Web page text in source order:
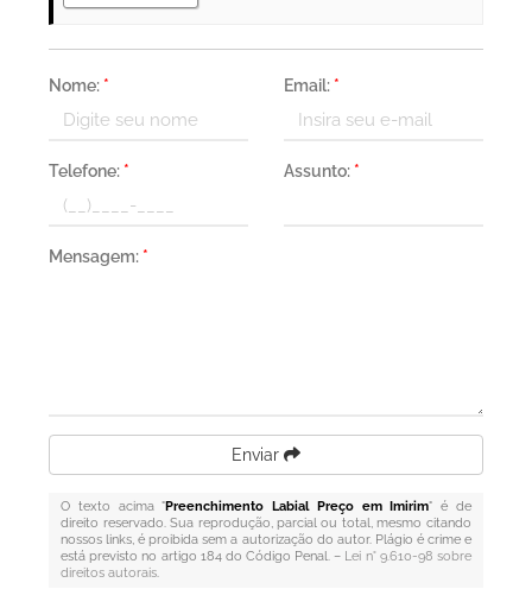
Nome: * Email: *
Telefone: * Assunto: *
Mensagem: *
Enviar
O texto acima "Preenchimento Labial Preço em Imirim" é de
direito reservado. Sua reprodução, parcial ou total, mesmo citando
nossos links, é proibida sem a autorização do autor. Plágio é crime e
está previsto no artigo 184 do Código Penal. – Lei n° 9.610-98 sobre
direitos autorais.